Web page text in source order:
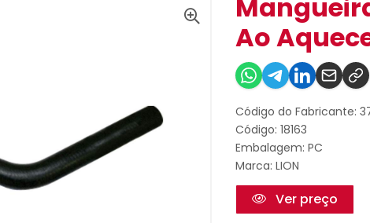
Ao
Código do Fabricante:
Código: 18163
Embalagem: PC
Marca: LION
Ver preço